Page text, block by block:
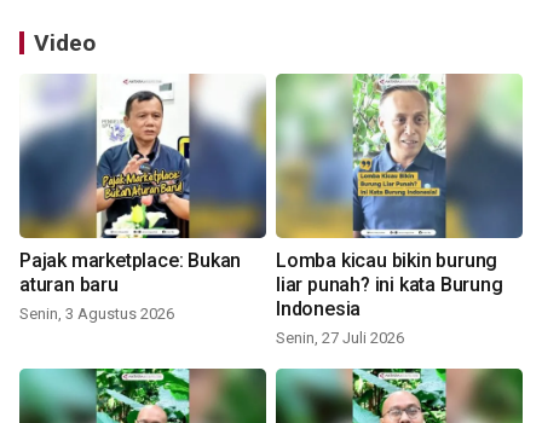
Video
Pajak marketplace: Bukan
aturan baru
Senin, 3 Agustus 2026
Lomba kicau bikin burung
liar punah? ini kata Burung
Indonesia
Senin, 27 Juli 2026